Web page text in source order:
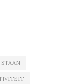
STAAN